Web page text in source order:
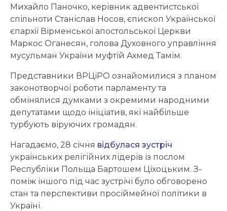
Михайло Паночко, керівник адвентистської
спільноти Станіслав Носов, єпископ Української
єпархії Вірменської апостольської Церкви
Маркос Оганесян, голова Духовного управління
мусульман України муфтій Ахмед Тамім.
Представники ВРЦіРО ознайомилися з планом
законотворчої роботи парламенту та
обмінялися думками з окремими народними
депутатами щодо ініціатив, які найбільше
турбують віруючих громадян.
Нагадаємо, 28 січня відбулася зустріч
українських релігійних лідерів із послом
Республіки Польща Бартошем Ціхоцьким. З-
поміж іншого під час зустрічі було обговорено
стан та перспективи просіймейної політики в
Україні.